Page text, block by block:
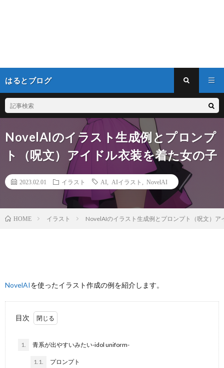
はるとブログ
NovelAIのイラスト生成例とプロンプ
ト（呪文）アイドル衣装を着た女の子
2023.02.01 イラスト AI AIイラスト NovelAI
HOME イラスト NovelAIのイラスト生成例とプロンプト（呪文）ア
NovelAIを使ったイラスト作成の例を紹介します。
目次
1. 青系が出やすいみたい-idol uniform-
1.1. プロンプト